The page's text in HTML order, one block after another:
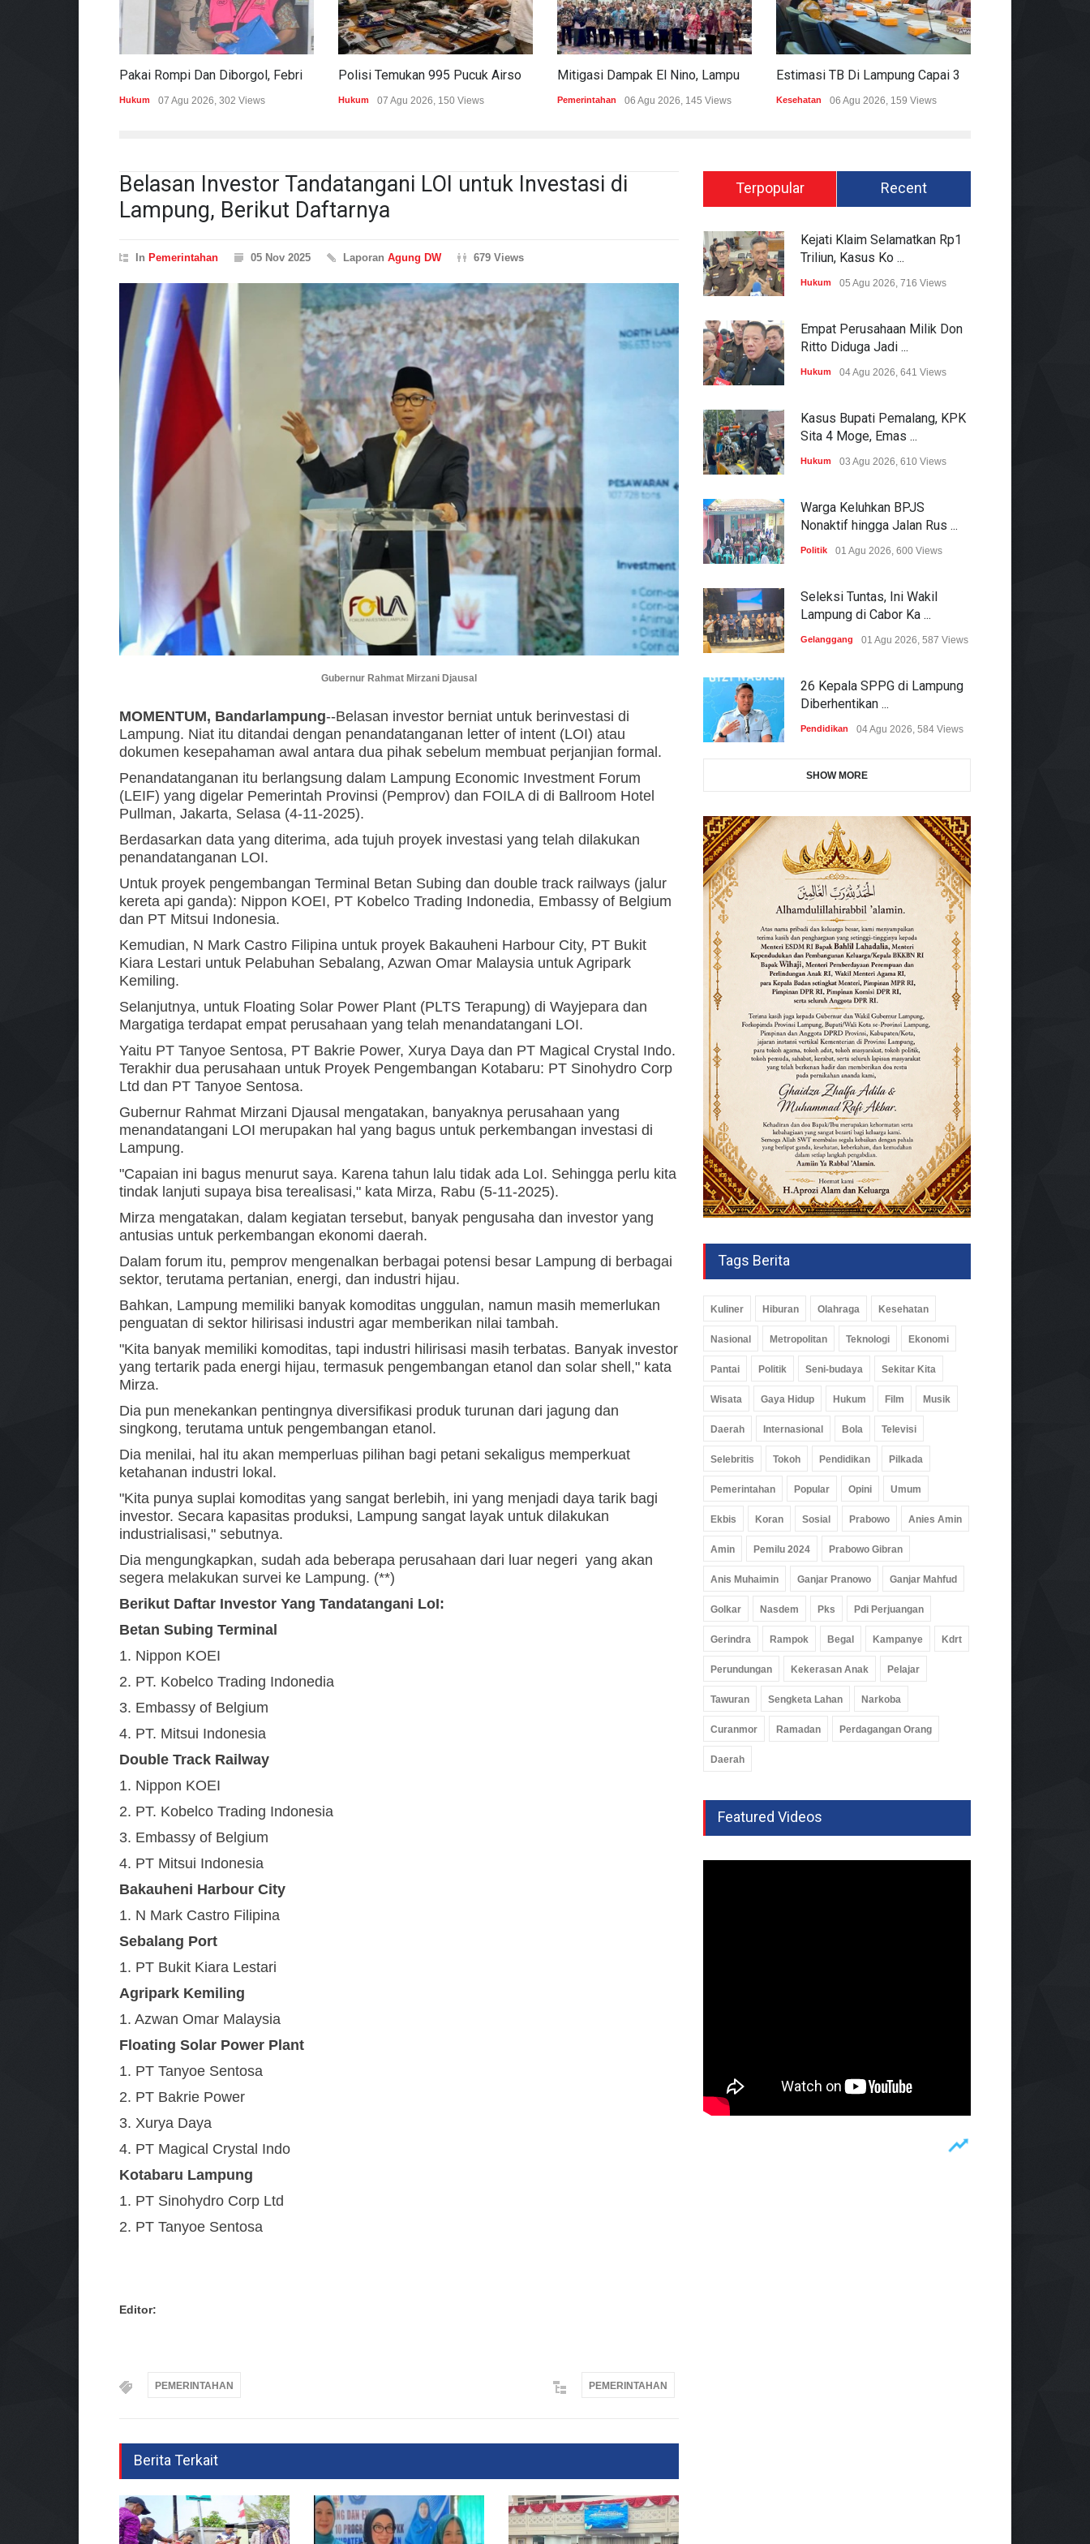
Hukum 07 Agu 2026, 302 Views Hukum 07 Agu 2026, 150 Views Pemerintahan 06 Agu 2026, 145 Views Kesehatan 06 Agu 2026, 159 Views
Belasan Investor Tandatangani LOI untuk Investasi di
Lampung, Berikut Daftarnya
In Pemerintahan 05 Nov 2025 Laporan Agung DW 679 Views
Gubernur Rahmat Mirzani Djausal
MOMENTUM, Bandarlampung--Belasan investor berniat untuk berinvestasi di
Lampung. Niat itu ditandai dengan penandatanganan letter of intent (LOI) atau
dokumen kesepahaman awal antara dua pihak sebelum membuat perjanjian formal.
Penandatanganan itu berlangsung dalam Lampung Economic Investment Forum
(LEIF) yang digelar Pemerintah Provinsi (Pemprov) dan FOILA di di Ballroom Hotel
Pullman, Jakarta, Selasa (4-11-2025).
Berdasarkan data yang diterima, ada tujuh proyek investasi yang telah dilakukan
penandatanganan LOI.
Untuk proyek pengembangan Terminal Betan Subing dan double track railways (jalur
kereta api ganda): Nippon KOEI, PT Kobelco Trading Indonedia, Embassy of Belgium
dan PT Mitsui Indonesia.
Kemudian, N Mark Castro Filipina untuk proyek Bakauheni Harbour City, PT Bukit
Kiara Lestari untuk Pelabuhan Sebalang, Azwan Omar Malaysia untuk Agripark
Kemiling.
Selanjutnya, untuk Floating Solar Power Plant (PLTS Terapung) di Wayjepara dan
Margatiga terdapat empat perusahaan yang telah menandatangani LOI.
Yaitu PT Tanyoe Sentosa, PT Bakrie Power, Xurya Daya dan PT Magical Crystal Indo.
Terakhir dua perusahaan untuk Proyek Pengembangan Kotabaru: PT Sinohydro Corp
Ltd dan PT Tanyoe Sentosa.
Gubernur Rahmat Mirzani Djausal mengatakan, banyaknya perusahaan yang
menandatangani LOI merupakan hal yang bagus untuk perkembangan investasi di
Lampung.
"Capaian ini bagus menurut saya. Karena tahun lalu tidak ada LoI. Sehingga perlu kita
tindak lanjuti supaya bisa terealisasi," kata Mirza, Rabu (5-11-2025).
Mirza mengatakan, dalam kegiatan tersebut, banyak pengusaha dan investor yang
antusias untuk perkembangan ekonomi daerah.
Dalam forum itu, pemprov mengenalkan berbagai potensi besar Lampung di berbagai
sektor, terutama pertanian, energi, dan industri hijau.
Bahkan, Lampung memiliki banyak komoditas unggulan, namun masih memerlukan
penguatan di sektor hilirisasi industri agar memberikan nilai tambah.
"Kita banyak memiliki komoditas, tapi industri hilirisasi masih terbatas. Banyak investor
yang tertarik pada energi hijau, termasuk pengembangan etanol dan solar shell," kata
Mirza.
Dia pun menekankan pentingnya diversifikasi produk turunan dari jagung dan
singkong, terutama untuk pengembangan etanol.
Dia menilai, hal itu akan memperluas pilihan bagi petani sekaligus memperkuat
ketahanan industri lokal.
"Kita punya suplai komoditas yang sangat berlebih, ini yang menjadi daya tarik bagi
investor. Secara kapasitas produksi, Lampung sangat layak untuk dilakukan
industrialisasi," sebutnya.
Dia mengungkapkan, sudah ada beberapa perusahaan dari luar negeri yang akan
segera melakukan survei ke Lampung. (**)
Berikut Daftar Investor Yang Tandatangani LoI:
Betan Subing Terminal
1. Nippon KOEI
2. PT. Kobelco Trading Indonedia
3. Embassy of Belgium
4. PT. Mitsui Indonesia
Double Track Railway
1. Nippon KOEI
2. PT. Kobelco Trading Indonesia
3. Embassy of Belgium
4. PT Mitsui Indonesia
Bakauheni Harbour City
1. N Mark Castro Filipina
Sebalang Port
1. PT Bukit Kiara Lestari
Agripark Kemiling
1. Azwan Omar Malaysia
Floating Solar Power Plant
1. PT Tanyoe Sentosa
2. PT Bakrie Power
3. Xurya Daya
4. PT Magical Crystal Indo
Kotabaru Lampung
1. PT Sinohydro Corp Ltd
2. PT Tanyoe Sentosa
Editor:
PEMERINTAHAN PEMERINTAHAN
Berita Terkait
Terpopular Recent
Kejati Klaim Selamatkan Rp1
Triliun, Kasus Ko ...
Hukum 05 Agu 2026, 716 Views
Empat Perusahaan Milik Don
Ritto Diduga Jadi ...
Hukum 04 Agu 2026, 641 Views
Kasus Bupati Pemalang, KPK
Sita 4 Moge, Emas ...
Hukum 03 Agu 2026, 610 Views
Warga Keluhkan BPJS
Nonaktif hingga Jalan Rus ...
Politik 01 Agu 2026, 600 Views
Seleksi Tuntas, Ini Wakil
Lampung di Cabor Ka ...
Gelanggang 01 Agu 2026, 587 Views
26 Kepala SPPG di Lampung
Diberhentikan ...
Pendidikan 04 Agu 2026, 584 Views
SHOW MORE
Tags Berita
Kuliner Hiburan Olahraga Kesehatan
Nasional Metropolitan Teknologi Ekonomi
Pantai Politik Seni-budaya Sekitar Kita
Wisata Gaya Hidup Hukum Film Musik
Daerah Internasional Bola Televisi
Selebritis Tokoh Pendidikan Pilkada
Pemerintahan Popular Opini Umum
Ekbis Koran Sosial Prabowo Anies Amin
Amin Pemilu 2024 Prabowo Gibran
Anis Muhaimin Ganjar Pranowo Ganjar Mahfud
Golkar Nasdem Pks Pdi Perjuangan
Gerindra Rampok Begal Kampanye Kdrt
Perundungan Kekerasan Anak Pelajar
Tawuran Sengketa Lahan Narkoba
Curanmor Ramadan Perdagangan Orang
Daerah
Featured Videos